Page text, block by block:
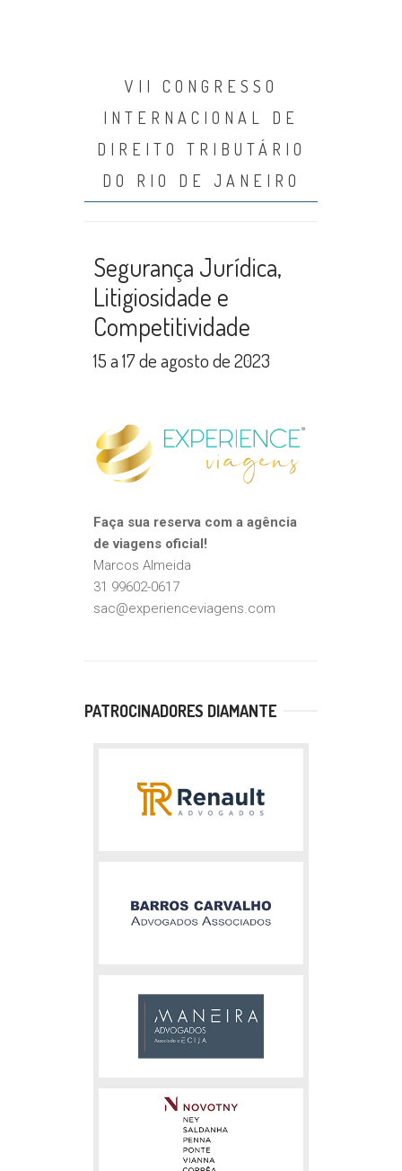
VII CONGRESSO
INTERNACIONAL DE
DIREITO TRIBUTÁRIO
DO RIO DE JANEIRO
Segurança Jurídica,
Litigiosidade e
Competitividade
15 a 17 de agosto de 2023
Faça sua reserva com a agência
de viagens oficial!
Marcos Almeida
31 99602-0617
sac@experienceviagens.com
PATROCINADORES DIAMANTE